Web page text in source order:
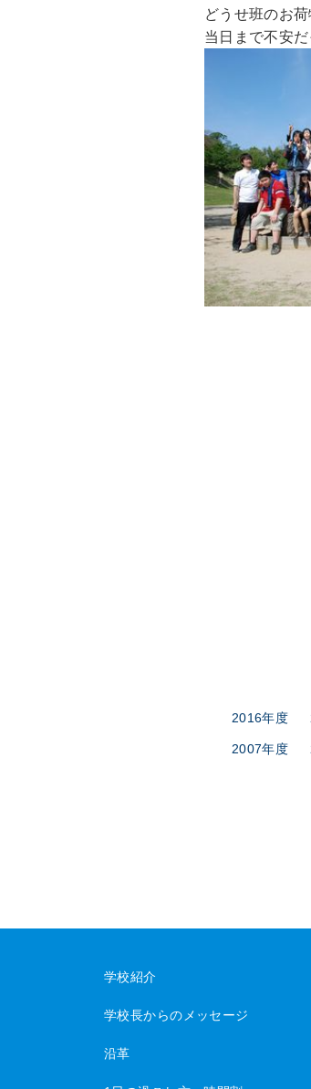
どうせ班のお
当日まで不安
2016年度
2007年度
学校紹介
学校長からのメッセージ
沿革